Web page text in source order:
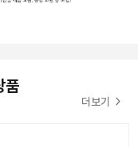
품
더보기